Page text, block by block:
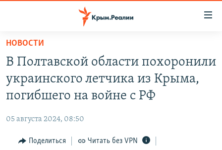
Вернуться
основному
содержанию
Вернутся
главной
навигации
Вернутся
ГРУЗ 200
11 ЛЕТ ОККУПАЦИИ КРЫМА. 11 ИСТОРИЙ СОПРОТИВЛЕНИЯ
ВОДА
ЕЩЕ
ИНТЕРАКТИВ
РАДІО СВОБОДА
НОВОСТИ
В Полтавской области похоронили
украинского летчика из Крыма,
погибшего на войне с РФ
05 августа 2024, 08:50
Поделиться Читать без VPN